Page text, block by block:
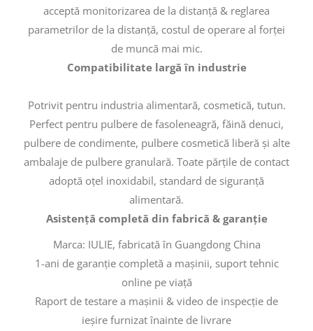
acceptă monitorizarea de la distanță & reglarea
parametrilor de la distanță, costul de operare al forței
de muncă mai mic.
Compatibilitate largă în industrie
Potrivit pentru industria alimentară, cosmetică, tutun.
Perfect pentru pulbere de fasoleneagră, făină denuci,
pulbere de condimente, pulbere cosmetică liberă și alte
ambalaje de pulbere granulară. Toate părțile de contact
adoptă oțel inoxidabil, standard de siguranță
alimentară.
Asistență completă din fabrică & garanție
Marca: IULIE, fabricată în Guangdong China
1-ani de garanție completă a mașinii, suport tehnic
online pe viață
Raport de testare a mașinii & video de inspecție de
ieșire furnizat înainte de livrare